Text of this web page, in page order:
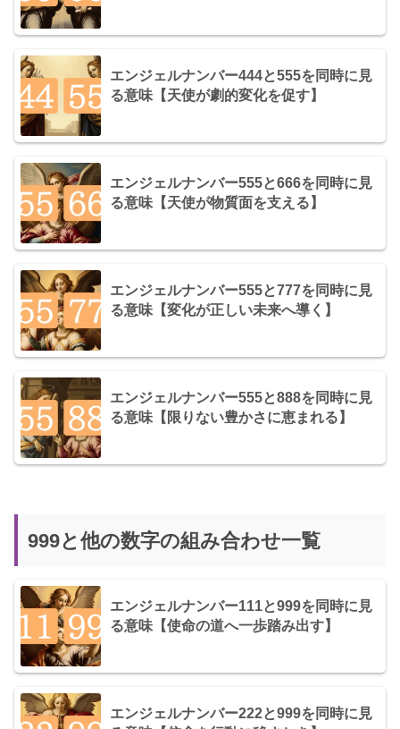
エンジェルナンバー444と555を同時に見
る意味【天使が劇的変化を促す】
エンジェルナンバー555と666を同時に見
る意味【天使が物質面を支える】
エンジェルナンバー555と777を同時に見
る意味【変化が正しい未来へ導く】
エンジェルナンバー555と888を同時に見
る意味【限りない豊かさに恵まれる】
999と他の数字の組み合わせ一覧
エンジェルナンバー111と999を同時に見
る意味【使命の道へ一歩踏み出す】
エンジェルナンバー222と999を同時に見